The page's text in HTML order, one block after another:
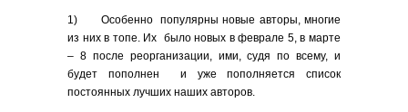
1) Особенно популярны новые авторы, многие
из них в топе. Их было новых в феврале 5, в марте
– 8 после реорганизации, ими, судя по всему, и
будет пополнен и уже пополняется список
постоянных лучших наших авторов.